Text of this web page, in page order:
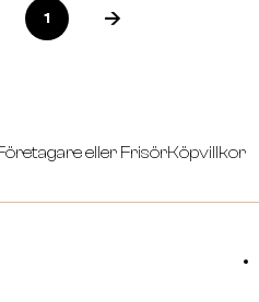
1
eller FrisörKöpvillkor